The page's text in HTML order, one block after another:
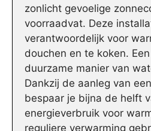
zonlicht gevoelige
voorraadvat. Deze
verantwoordelijk voor
douchen en te koken.
duurzame manier van
Dankzij de aanleg van
bespaar je bijna de helft
energieverbruik voor
reguliere verwarming